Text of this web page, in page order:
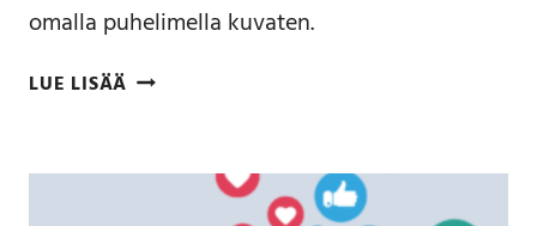
omalla puhelimella kuvaten.
LUE LISÄÄ